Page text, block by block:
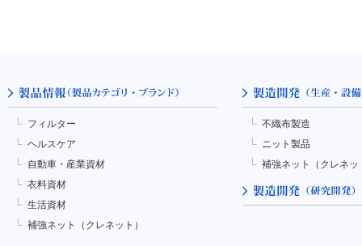
フィルター
ヘルスケア
自動車・産業資材
衣料資材
生活資材
補強ネット（クレネット）
不織布製造
ニット製品
補強ネット（クレネッ